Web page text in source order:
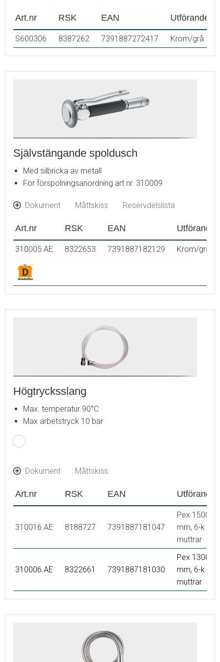
Art.nr RSK EAN Utförande
S600306 8387262 7391887272417 Krom/grå
Självstängande spoldusch
Med silbricka av metall
För förspolningsanordning art.nr. 310009
Dokument Måttskiss Reservdelslista
Art.nr RSK EAN Utförande
310005.AE 8322653 7391887182129 Krom/grå
Högtrycksslang
Max. temperatur 90°C
Max arbetstryck 10 bar
Dokument Måttskiss
Art.nr RSK EAN Utförande
310016.AE 8188727 7391887181047
Pex 1500
mm, 6-k
muttrar
310006.AE 8322661 7391887181030
Pex 1300
mm, 6-k
muttrar